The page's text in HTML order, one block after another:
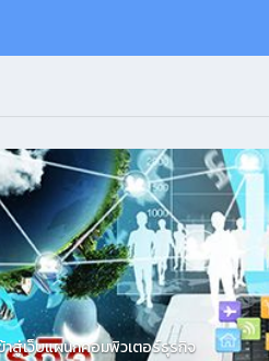
าสู่เว็บแผนกคอมพิวเตอร์ธุรกิจ